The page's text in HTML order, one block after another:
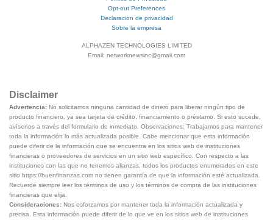
Opt-out Preferences
Declaracion de privacidad
Sobre la empresa
ALPHAZEN TECHNOLOGIES LIMITED
Email: networknewsinc@gmail.com
Disclaimer
Advertencia: No solicitamos ninguna cantidad de dinero para liberar ningún tipo de
producto financiero, ya sea tarjeta de crédito, financiamiento o préstamo. Si esto sucede,
avísenos a través del formulario de inmediato. Observaciones: Trabajamos para mantener
toda la información lo más actualizada posible. Cabe mencionar que esta información
puede diferir de la información que se encuentra en los sitios web de instituciones
financieras o proveedores de servicios en un sitio web específico. Con respecto a las
instituciones con las que no tenemos alianzas, todos los productos enumerados en este
sitio https://buenfinanzas.com no tienen garantía de que la información esté actualizada.
Recuerde siempre leer los términos de uso y los términos de compra de las instituciones
financieras que elija.
Consideraciones: Nos esforzamos por mantener toda la información actualizada y
precisa. Esta información puede diferir de lo que ve en los sitios web de instituciones